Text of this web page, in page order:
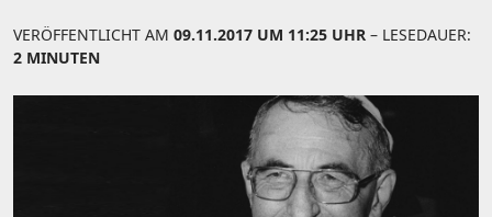
VERÖFFENTLICHT AM 09.11.2017 UM 11:25 UHR – LESEDAUER:
2 MINUTEN